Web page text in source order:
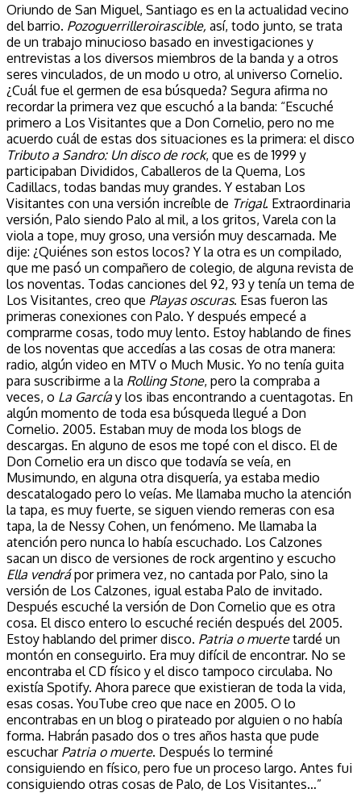
Oriundo de San Miguel, Santiago es en la actualidad vecino
del barrio. Pozoguerrilleroirascible, así, todo junto, se trata
de un trabajo minucioso basado en investigaciones y
entrevistas a los diversos miembros de la banda y a otros
seres vinculados, de un modo u otro, al universo Cornelio.
¿Cuál fue el germen de esa búsqueda? Segura afirma no
recordar la primera vez que escuchó a la banda: “Escuché
primero a Los Visitantes que a Don Cornelio, pero no me
acuerdo cuál de estas dos situaciones es la primera: el disco
Tributo a Sandro: Un disco de rock, que es de 1999 y
participaban Divididos, Caballeros de la Quema, Los
Cadillacs, todas bandas muy grandes. Y estaban Los
Visitantes con una versión increíble de Trigal. Extraordinaria
versión, Palo siendo Palo al mil, a los gritos, Varela con la
viola a tope, muy groso, una versión muy descarnada. Me
dije: ¿Quiénes son estos locos? Y la otra es un compilado,
que me pasó un compañero de colegio, de alguna revista de
los noventas. Todas canciones del 92, 93 y tenía un tema de
Los Visitantes, creo que Playas oscuras. Esas fueron las
primeras conexiones con Palo. Y después empecé a
comprarme cosas, todo muy lento. Estoy hablando de fines
de los noventas que accedías a las cosas de otra manera:
radio, algún video en MTV o Much Music. Yo no tenía guita
para suscribirme a la Rolling Stone, pero la compraba a
veces, o La García y los ibas encontrando a cuentagotas. En
algún momento de toda esa búsqueda llegué a Don
Cornelio. 2005. Estaban muy de moda los blogs de
descargas. En alguno de esos me topé con el disco. El de
Don Cornelio era un disco que todavía se veía, en
Musimundo, en alguna otra disquería, ya estaba medio
descatalogado pero lo veías. Me llamaba mucho la atención
la tapa, es muy fuerte, se siguen viendo remeras con esa
tapa, la de Nessy Cohen, un fenómeno. Me llamaba la
atención pero nunca lo había escuchado. Los Calzones
sacan un disco de versiones de rock argentino y escucho
Ella vendrápor primera vez, no cantada por Palo, sino la
versión de Los Calzones, igual estaba Palo de invitado.
Después escuché la versión de Don Cornelio que es otra
cosa. El disco entero lo escuché recién después del 2005.
Estoy hablando del primer disco. Patria o muertetardé un
montón en conseguirlo. Era muy difícil de encontrar. No se
encontraba el CD físico y el disco tampoco circulaba. No
existía Spotify. Ahora parece que existieran de toda la vida,
esas cosas. YouTube creo que nace en 2005. O lo
encontrabas en un blog o pirateado por alguien o no había
forma. Habrán pasado dos o tres años hasta que pude
escuchar Patria o muerte. Después lo terminé
consiguiendo en físico, pero fue un proceso largo. Antes fui
consiguiendo otras cosas de Palo, de Los Visitantes…”